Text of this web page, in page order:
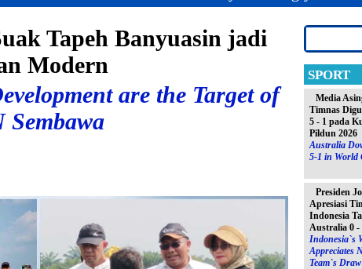
Tapeh Banyuasin jadi
Modern
are the Target of
Sembawa
SPORT
Media
Timnas
5 - 1 pada
Pildun 2026
Australia
5-1 in World
Presiden
Apresiasi
Indonesia
Australia 0 -
Indonesia`s
Appreciates
Team`s